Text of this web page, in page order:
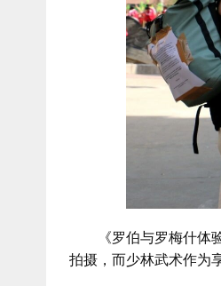
《罗伯与罗梅什体验
拍摄，而少林武术作为